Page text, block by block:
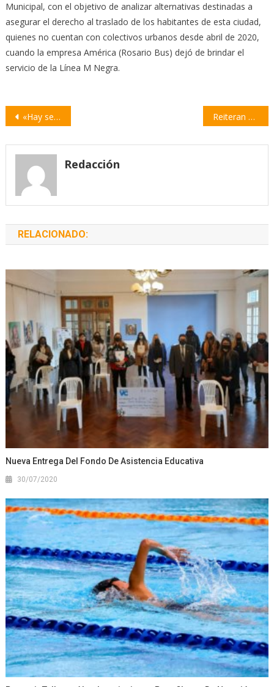
Municipal, con el objetivo de analizar alternativas destinadas a
asegurar el derecho al traslado de los habitantes de esta ciudad,
quienes no cuentan con colectivos urbanos desde abril de 2020,
cuando la empresa América (Rosario Bus) dejó de brindar el
servicio de la Línea M Negra.
Navegación
entradas
«Hay sentencias injustas porque la gente no le conoce la cara a quienes van a resolver sus causas» Reiteran una propuesta para la creación del Sistema Local de Protección Integral de la Infancia
Redacción
RELACIONADO:
Nueva Entrega Del Fondo De Asistencia Educativa
30/07/2020